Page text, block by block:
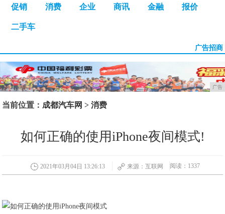
促销 消费 企业 商讯 金融 报价
二手车
广告招商
广告
当前位置： 成都汽车网 >消费
如何正确的使用iPhone夜间模式!
2021年03月04日 13:26:13 来源：互联网 阅读：1337